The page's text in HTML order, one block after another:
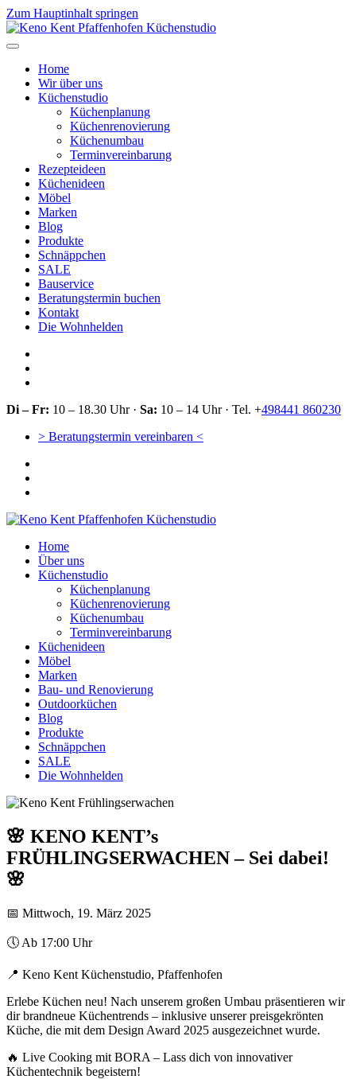
Zum Hauptinhalt springen
Home
Wir über uns
Küchenstudio
Küchenplanung
Küchenrenovierung
Küchenumbau
Terminvereinbarung
Rezepteideen
Küchenideen
Möbel
Marken
Blog
Produkte
Schnäppchen
SALE
Bauservice
Beratungstermin buchen
Kontakt
Die Wohnhelden
Di – Fr: 10 – 18.30 Uhr · Sa: 10 – 14 Uhr · Tel. +498441 860230
> Beratungstermin vereinbaren <
Home
Über uns
Küchenstudio
Küchenplanung
Küchenrenovierung
Küchenumbau
Terminvereinbarung
Küchenideen
Möbel
Marken
Bau- und Renovierung
Outdoorküchen
Blog
Produkte
Schnäppchen
SALE
Die Wohnhelden
🌸 KENO KENT’s
FRÜHLINGSERWACHEN – Sei dabei!
🌸
📅 Mittwoch, 19. März 2025
🕔 Ab 17:00 Uhr
📍 Keno Kent Küchenstudio, Pfaffenhofen
Erlebe Küchen neu! Nach unserem großen Umbau präsentieren wir
dir brandneue Küchentrends – inklusive unserer preisgekrönten
Küche, die mit dem Design Award 2025 ausgezeichnet wurde.
🔥 Live Cooking mit BORA – Lass dich von innovativer
Küchentechnik begeistern!